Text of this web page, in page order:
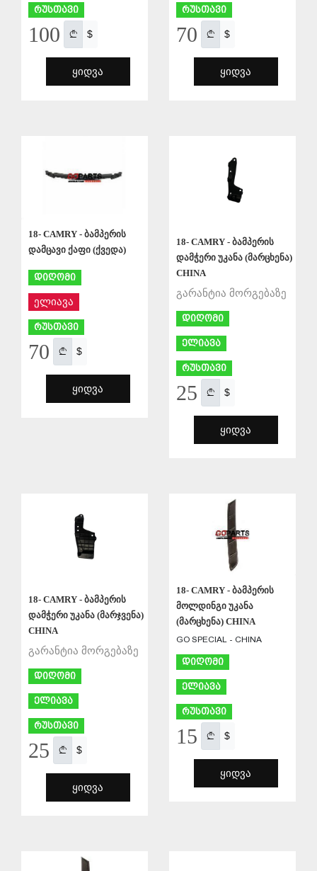
რუსთავი
100 $
ᲧᲘᲓᲕᲐ
რუსთავი
70 $
ᲧᲘᲓᲕᲐ
18- CAMRY - ბამპერის
დამცავი ქაფი (ქვედა)
დიღომი
ელიავა
რუსთავი
70 $
ᲧᲘᲓᲕᲐ
18- CAMRY - ბამპერის
დამჭერი უკანა (მარცხენა)
CHINA
გარანტია მორგებაზე
დიღომი
ელიავა
რუსთავი
25 $
ᲧᲘᲓᲕᲐ
18- CAMRY - ბამპერის
დამჭერი უკანა (მარჯვენა)
CHINA
გარანტია მორგებაზე
დიღომი
ელიავა
რუსთავი
25 $
ᲧᲘᲓᲕᲐ
18- CAMRY - ბამპერის
მოლდინგი უკანა
(მარცხენა) CHINA
GO SPECIAL - CHINA
დიღომი
ელიავა
რუსთავი
15 $
ᲧᲘᲓᲕᲐ